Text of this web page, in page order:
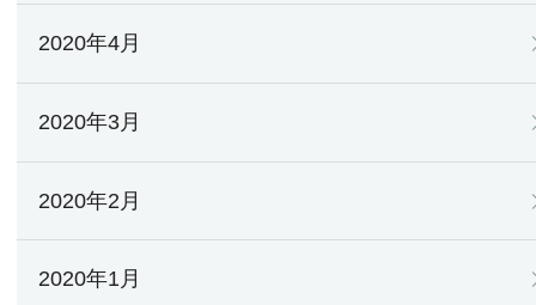
2020年4月
2020年3月
2020年2月
2020年1月